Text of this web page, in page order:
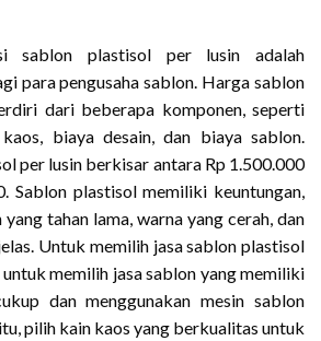
sablon plastisol per lusin adalah
para pengusaha sablon. Harga sablon
dari beberapa komponen, seperti
biaya desain, dan biaya sablon.
per lusin berkisar antara Rp 1.500.000
Sablon plastisol memiliki keuntungan,
tahan lama, warna yang cerah, dan
Untuk memilih jasa sablon plastisol
memilih jasa sablon yang memiliki
dan menggunakan mesin sablon
pilih kain kaos yang berkualitas untuk